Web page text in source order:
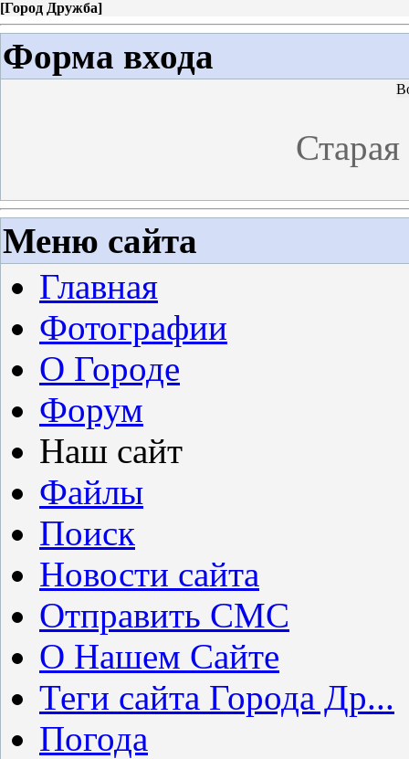
[Город Дружба]
Форма входа
Меню сайта
Главная
Фотографии
О Городе
Форум
Наш сайт
Файлы
Поиск
Новости сайта
Отправить СМС
О Нашем Сайте
Теги сайта Города Др...
Погода